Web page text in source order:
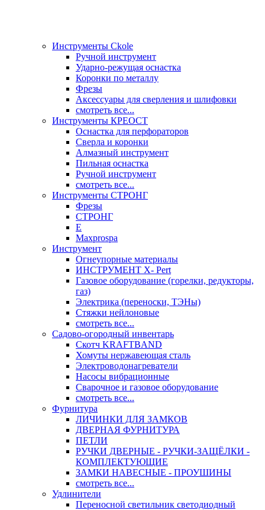
Инструменты Ckole
Ручной инструмент
Ударно‑режущая оснастка
Коронки по металлу
Фрезы
Аксессуары для сверления и шлифовки
смотреть все...
Инструменты КРЕОСТ
Оснастка для перфораторов
Сверла и коронки
Алмазный инструмент
Пильная оснастка
Ручной инструмент
смотреть все...
Инструменты СТРОНГ
Фрезы
СТРОНГ
Е
Maxprospa
Инструмент
Огнеупорные материалы
ИНСТРУМЕНТ X- Pert
Газовое оборудование (горелки, редукторы,
газ)
Электрика (переноски, ТЭНы)
Стяжки нейлоновые
смотреть все...
Садово-огородный инвентарь
Скотч KRAFTBAND
Хомуты нержавеющая сталь
Электроводонагреватели
Насосы вибрационные
Сварочное и газовое оборудование
смотреть все...
Фурнитура
ЛИЧИНКИ ДЛЯ ЗАМКОВ
ДВЕРНАЯ ФУРНИТУРА
ПЕТЛИ
РУЧКИ ДВЕРНЫЕ - РУЧКИ-ЗАЩЁЛКИ -
КОМПЛЕКТУЮЩИЕ
ЗАМКИ НАВЕСНЫЕ - ПРОУШИНЫ
смотреть все...
Удлинители
Переносной светильник светодиодный